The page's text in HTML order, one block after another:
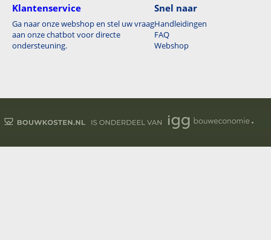
Klantenservice
Ga naar onze webshop en stel uw vraag
aan onze chatbot voor directe
ondersteuning.
Snel naar
Handleidingen
FAQ
Webshop